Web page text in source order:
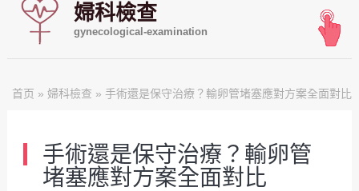
婦科檢查
gynecological-examination
首页 »婦科檢查 » 手術還是保守治療？輸卵管堵塞應對方案全面對比
手術還是保守治療？輸卵管
堵塞應對方案全面對比